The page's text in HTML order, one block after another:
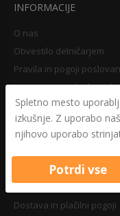
INFORMACIJE
O nas
Obvestilo delničarjem
Pravila in pogoji
Varovanje osebnih
Druga določila
Pravilnik o zasebnosti
Pravno obvestilo
Dostava in plačilni pogoji
Spletno mesto
izkušnje. Z uporabo
njihovo uporabo
Potrdi vse